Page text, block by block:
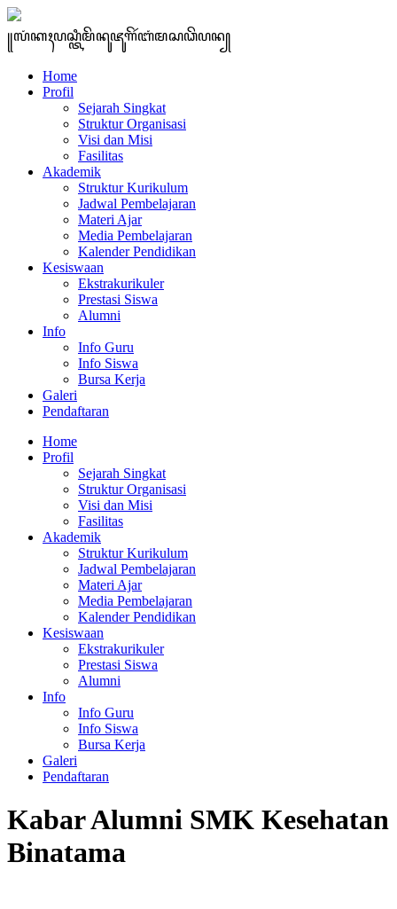
꧋ꦭꦁꦏꦃꦥꦱ꧀ꦠꦶꦩꦼꦤꦸꦗꦸꦒꦼꦂꦧꦁꦩꦱꦣꦼꦥꦤ꧀
Home
Profil
Sejarah Singkat
Struktur Organisasi
Visi dan Misi
Fasilitas
Akademik
Struktur Kurikulum
Jadwal Pembelajaran
Materi Ajar
Media Pembelajaran
Kalender Pendidikan
Kesiswaan
Ekstrakurikuler
Prestasi Siswa
Alumni
Info
Info Guru
Info Siswa
Bursa Kerja
Galeri
Pendaftaran
Home
Profil
Sejarah Singkat
Struktur Organisasi
Visi dan Misi
Fasilitas
Akademik
Struktur Kurikulum
Jadwal Pembelajaran
Materi Ajar
Media Pembelajaran
Kalender Pendidikan
Kesiswaan
Ekstrakurikuler
Prestasi Siswa
Alumni
Info
Info Guru
Info Siswa
Bursa Kerja
Galeri
Pendaftaran
Kabar Alumni SMK Kesehatan
Binatama